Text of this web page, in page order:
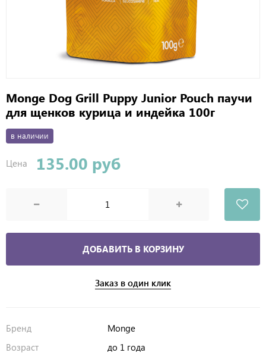
Monge Dog Grill Puppy Junior Pouch паучи
для щенков курица и индейка 100г
в наличии
Цена 135.00 руб
ДОБАВИТЬ В КОРЗИНУ
Заказ в один клик
Бренд
Monge
Возраст
до 1 года